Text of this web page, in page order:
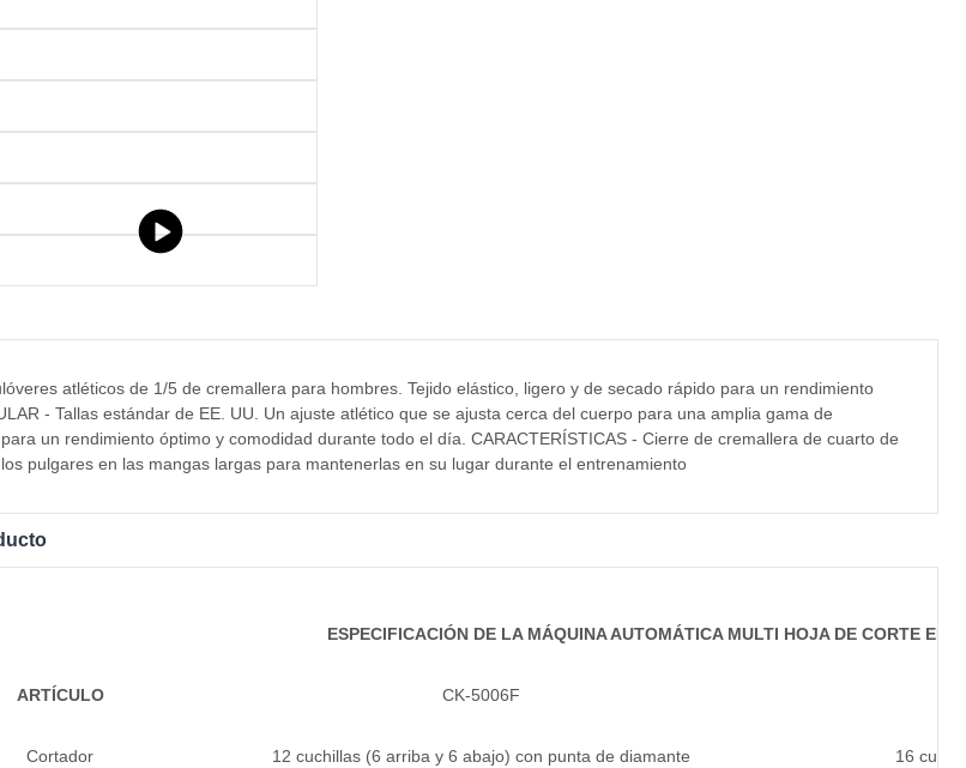
atléticos de 1/5 de cremallera para hombres. Tejido elástico, ligero y de secado rápido para un rendimiento
- Tallas estándar de EE. UU. Un ajuste atlético que se ajusta cerca del cuerpo para una amplia gama de
un rendimiento óptimo y comodidad durante todo el día. CARACTERÍSTICAS - Cierre de cremallera de cuarto de
pulgares en las mangas largas para mantenerlas en su lugar durante el entrenamiento
ESPECIFICACIÓN DE LA MÁQUINA AUTOMÁTICA MULTI HOJA DE CORTE EN
ARTÍCULO CK-5006F
Cortador 12 cuchillas (6 arriba y 6 abajo) con punta de diamante 16